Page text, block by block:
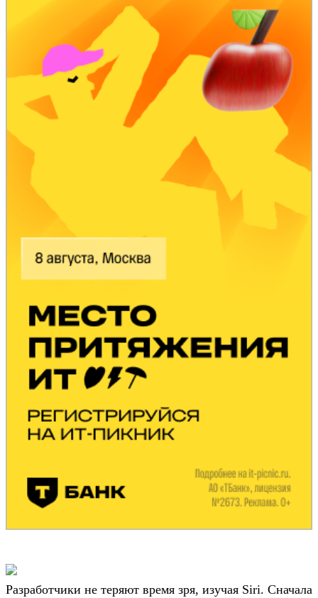
Разработчики не теряют время зря, изучая Siri. Сначала